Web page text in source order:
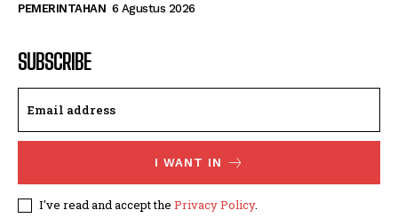
PEMERINTAHAN 6 Agustus 2026
SUBSCRIBE
I WANT IN
I've read and accept the Privacy Policy.